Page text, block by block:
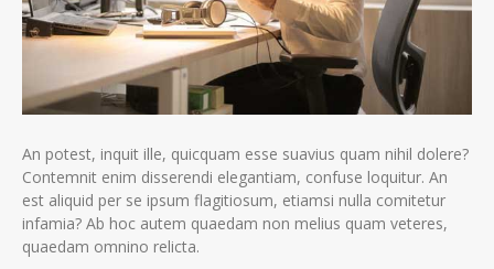
An potest, inquit ille, quicquam esse suavius quam nihil dolere?
Contemnit enim disserendi elegantiam, confuse loquitur. An
est aliquid per se ipsum flagitiosum, etiamsi nulla comitetur
infamia? Ab hoc autem quaedam non melius quam veteres,
quaedam omnino relicta.